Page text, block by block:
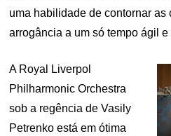
uma habilidade de contornar as
arrogância a um só tempo ágil e
A Royal Liverpol
Philharmonic Orchestra
sob a regência de Vasily
Petrenko está em ótima